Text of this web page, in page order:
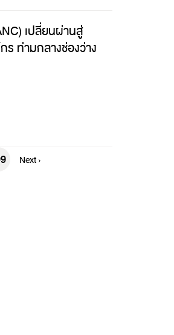
เปลี่ยนผ่านสู่
ท่ามกลางช่องว่าง
Next ›